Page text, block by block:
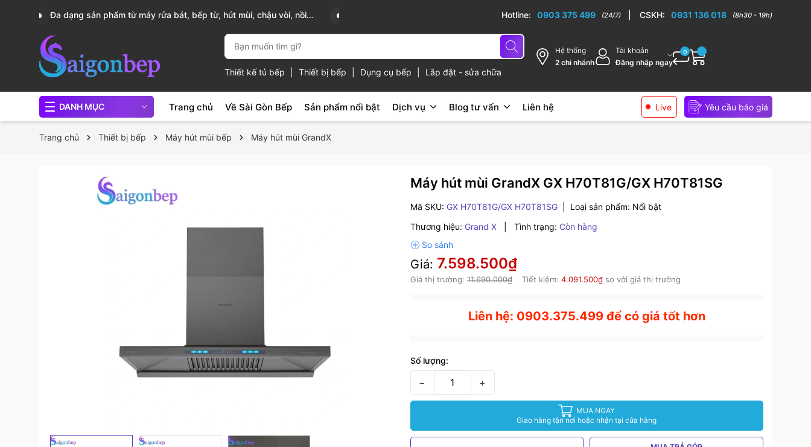
Sài Gòn Bếp chuyên thiết bị bếp, gia dụng bếp cao cấp Hotline: 0903 375 499 (24/7) CSKH: 0931 136 018 (8h30 - 19h)
Thiết kế tủ bếp Thiết bị bếp Dụng cụ bếp Lắp đặt - sửa chữa
Hệ thống
2 chi nhánh
Tài khoản
Đăng nhập ngay
0
DANH MỤC Trang chủ Về Sài Gòn Bếp Sản phẩm nổi bật Dịch vụ Blog tư vấn Liên hệ Live Yêu cầu báo giá
Trang chủ Thiết bị bếp Máy hút mùi bếp Máy hút mùi GrandX
Máy hút mùi GrandX GX H70T81G/GX H70T81SG
Mã SKU: GX H70T81G/GX H70T81SG| Loại sản phẩm: Nổi bật
Thương hiệu: Grand X Tình trạng: Còn hàng
Giá: 7.598.500₫
Giá thị trường:11.690.000₫ Tiết kiệm: 4.091.500₫so với giá thị trường
Liên hệ: 0903.375.499 để có giá tốt hơn
Số lượng:
− +
MUA NGAY
Giao hàng tận nơi hoặc nhận tại cửa hàng